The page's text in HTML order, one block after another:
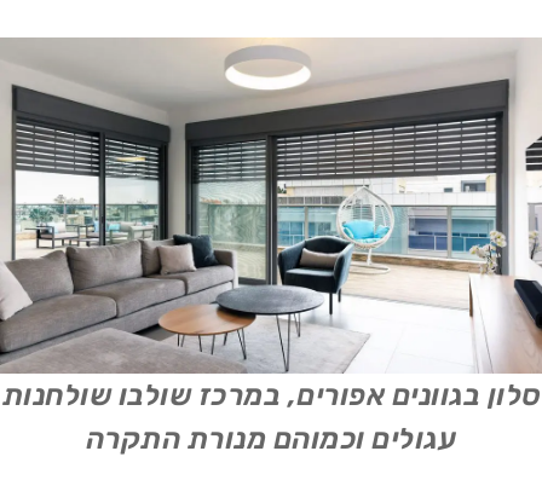
סלון בגוונים אפורים, במרכז שולבו שולחנות
עגולים וכמוהם מנורת התקרה